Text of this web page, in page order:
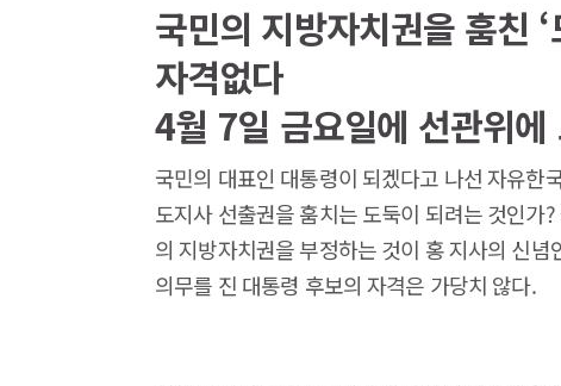
국민의 지방자치권을 훔친
자격없다
4월 7일 금요일에 선관위
국민의 대표인 대통령이 되겠다고 나선 자유한
도지사 선출권을 훔치는 도둑이 되려는 것인가
의 지방자치권을 부정하는 것이 홍 지사의 신
의무를 진 대통령 후보의 자격은 가당치 않다.